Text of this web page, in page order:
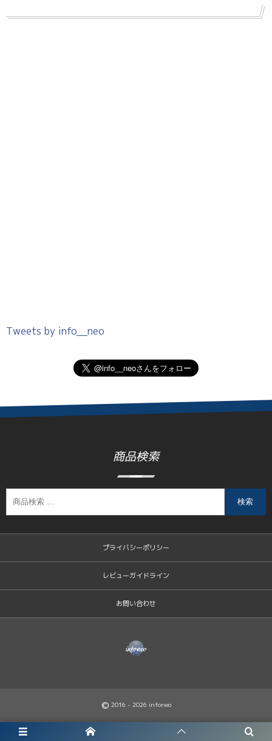
Tweets by info__neo
商品検索
検索
プライバシーポリシー
レビューガイドライン
お問い合わせ
© 2016 - 2026 infoneo